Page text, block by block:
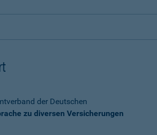
der Deutschen
zu diversen Versicherungen